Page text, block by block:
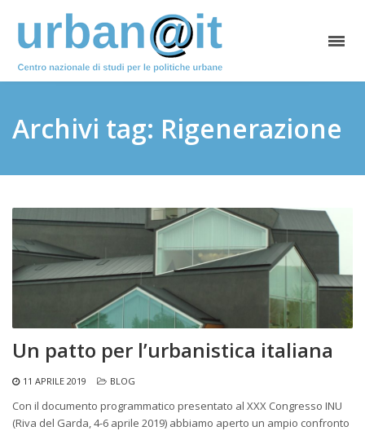
Archivi tag: Rigenerazione
Un patto per l’urbanistica italiana
11 APRILE 2019 BLOG
Con il documento programmatico presentato al XXX Congresso INU
(Riva del Garda, 4-6 aprile 2019) abbiamo aperto un ampio confronto